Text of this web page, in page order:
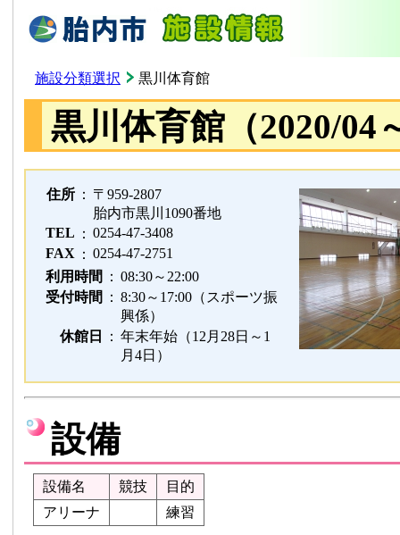
施設分類選択 黒川体育館
黒川体育館（2020/04
住所 ： 〒959-2807
胎内市黒川1090番地
TEL ： 0254-47-3408
FAX ： 0254-47-2751
利用時間
： 08:30～22:00
受付時間
： 8:30～17:00（スポーツ振
興係）
休館日
： 年末年始（12月28日～1
月4日）
設備
設備名 競技
目的
アリーナ
練習